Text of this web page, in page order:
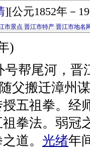
][公元1852年－
市景点 晋江市特产 晋江市地名
)
帮尾河，晋
父搬迁漳州
五祖拳。经
拳法。弱冠
道。 光绪年